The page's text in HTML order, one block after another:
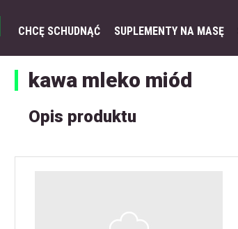
CHCĘ SCHUDNĄĆ SUPLEMENTY NA MASĘ
kawa mleko miód
Opis produktu